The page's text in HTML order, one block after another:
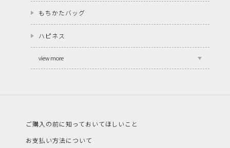
もちかたバッグ
ハピネス
view more
ご購入の前に知っておいてほしいこと
お支払い方法について